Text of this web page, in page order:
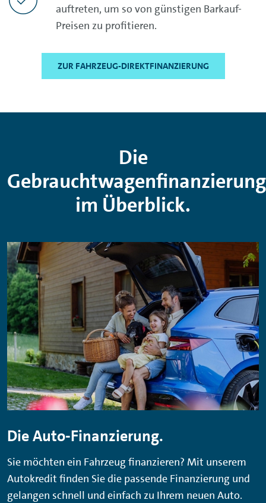
auftreten, um so von günstigen Barkauf-
Preisen zu profitieren.
ZUR FAHRZEUG-DIREKTFINANZIERUNG
Die
Gebrauchtwagenfinanzierung
im Überblick.
Die Auto-Finanzierung.
Sie möchten ein Fahrzeug finanzieren? Mit unserem
Autokredit finden Sie die passende Finanzierung und
gelangen schnell und einfach zu Ihrem neuen Auto.